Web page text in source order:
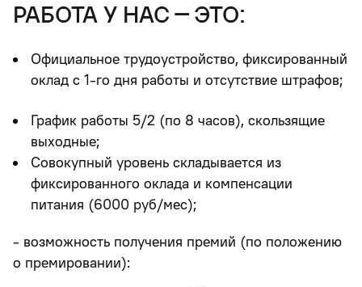
работа у нас – это:
Официальное трудоустройство, фиксированный
оклад с 1-го дня работы и отсутствие штрафов;
График работы 5/2 (по 8 часов), скользящие
выходные;
Совокупный уровень складывается из
фиксированного оклада и компенсации
питания (6000 руб/мес);
- возможность получения премий (по положению
о премировании):